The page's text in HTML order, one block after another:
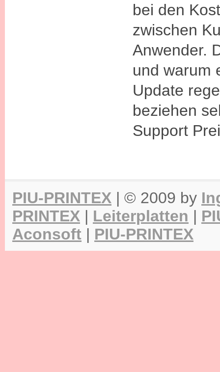
bei den
zwischen
Anwender.
und warum
Update
beziehen
Support
PIU-PRINTEX | © 2009 by
PRINTEX | Leiterplatten |
Aconsoft | PIU-PRINTEX